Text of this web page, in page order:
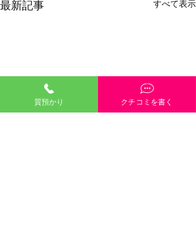
最新記事 すべて表示
質預かり クチコミを書く